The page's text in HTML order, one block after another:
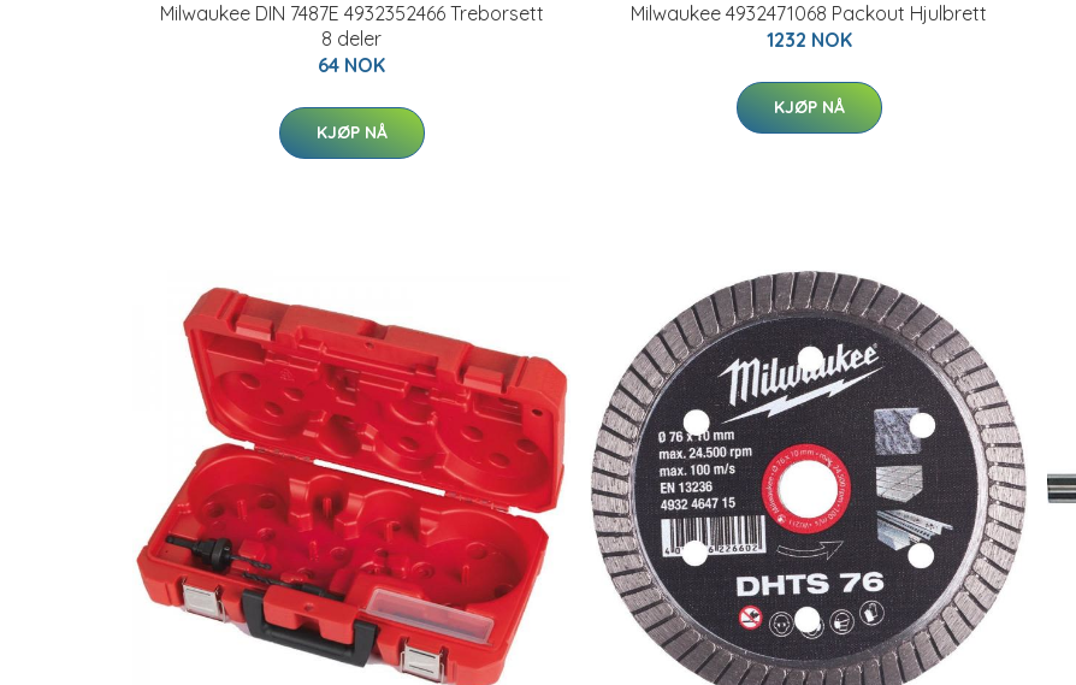
Milwaukee DIN 7487E 4932352466 Treborsett
8 deler
64 NOK
KJØP NÅ
Milwaukee 4932471068 Packout Hjulbrett
1232 NOK
KJØP NÅ